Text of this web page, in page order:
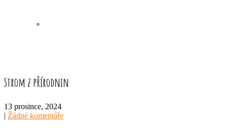
Strom z přírodnin
13 prosince, 2024
| Žádné komentáře